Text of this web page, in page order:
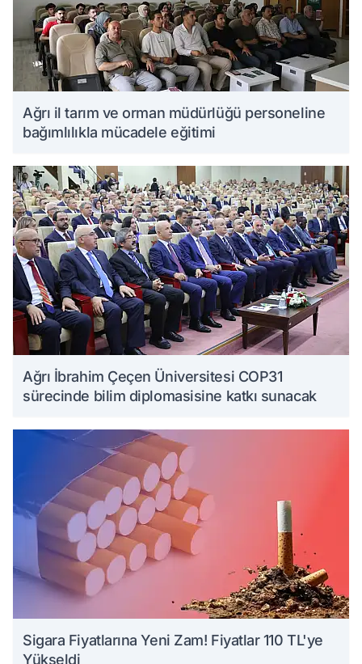
Ağrı il tarım ve orman müdürlüğü personeline
bağımlılıkla mücadele eğitimi
Ağrı İbrahim Çeçen Üniversitesi COP31
sürecinde bilim diplomasisine katkı sunacak
Sigara Fiyatlarına Yeni Zam! Fiyatlar 110 TL'ye
Yükseldi